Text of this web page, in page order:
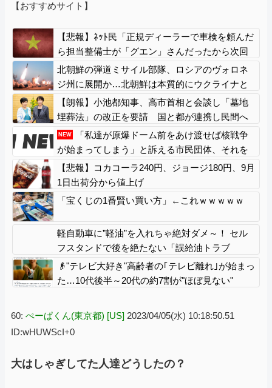
【おすすめサイト】
【悲報】ﾈｯﾄ民「正規ディーラーで車検を頼んだ
ら担当整備士が「グエン」さんだったから次回
から別の整備工場にする！」 ｗｗｗｗｗｗｗｗ
ｗｗｗｗｗｗｗｗ
北朝鮮の弾道ミサイル部隊、ロシアのヴォロネ
ジ州に展開か…北朝鮮は本質的にウクライナと
戦争状態に！
【朗報】小池都知事、高市首相と会談し「墓地
埋葬法」の改正を要請 国と都が連携し民間へ
の指導強化を進める方向で一致
NEW
「私達が原爆ドーム前をあけ渡せば核戦争
が始まってしまう」と訴える市民団体、それを
聞いた被爆3世の人が……
【悲報】コカコーラ240円、ジョージ180円、9月
1日出荷分から値上げ
「宝くじの1番賢い買い方」←これｗｗｗｗｗ
軽自動車に”軽油”を入れちゃ絶対ダメ～！ セル
フスタンドで後を絶たない「誤給油トラブ
ル」！
👴"テレビ大好き"高齢者の｢テレビ離れ｣が始まっ
た…10代後半～20代の約7割が"ほぼ見ない"
60: ぺーぱくん(東京都) [US] 2023/04/05(水) 10:18:50.51
ID:wHUWScI+0
大はしゃぎしてた人達どうしたの？